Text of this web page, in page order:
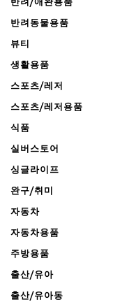
반려동물용품
뷰티
생활용품
스포츠/레저
스포츠/레저용품
식품
실버스토어
싱글라이프
완구/취미
자동차
자동차용품
주방용품
출산/유아
출산/유아동